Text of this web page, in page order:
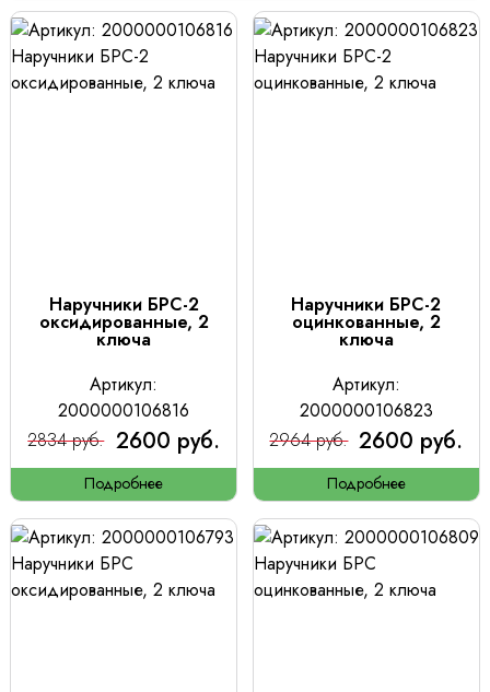
Наручники БРС-2
оксидированные, 2
ключа
Артикул:
2000000106816
2834 руб. 2600 руб.
Подробнее
Наручники БРС-2
оцинкованные, 2
ключа
Артикул:
2000000106823
2964 руб. 2600 руб.
Подробнее